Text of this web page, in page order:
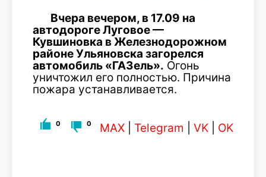
Вчера вечером, в 17.09 на
автодороге Луговое —
Кувшиновка в Железнодорожном
районе Ульяновска загорелся
автомобиль «ГАЗель». Огонь
уничтожил его полностью. Причина
пожара устанавливается.
0 0 MAX Telegram VK OK